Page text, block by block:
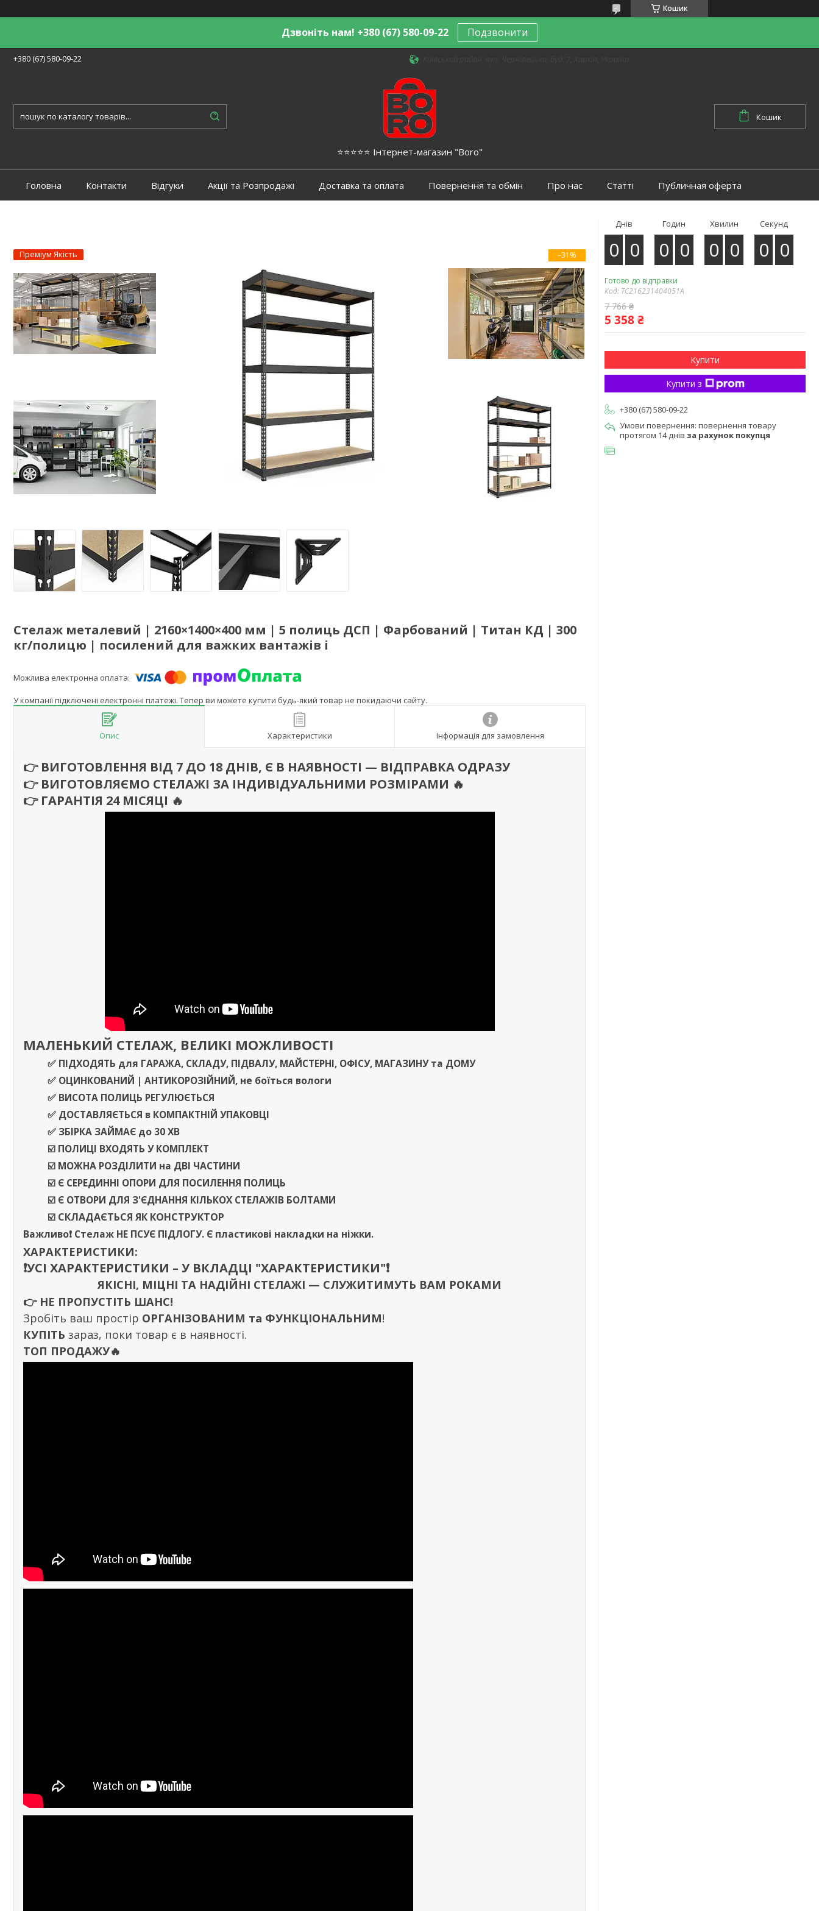
Кошик
Дзвоніть нам! +380 (67) 580-09-22 Подзвонити
+380 (67) 580-09-22
⭐️⭐️⭐️⭐️⭐️ Інтернет-магазин "Boro"
Кошик
Головна Контакти Відгуки Акції та Розпродажі Доставка та оплата Повернення та обмін Про нас Статті Публичная оферта
Преміум Якість –31%
Стелаж металевий | 2160×1400×400 мм | 5 полиць ДСП | Фарбований | Титан КД | 300
кг/полицю | посилений для важких вантажів і
У компанії підключені електронні платежі. Тепер ви можете купити будь-який товар не покидаючи сайту.
Опис Характеристики Інформація для замовлення
👉 ВИГОТОВЛЕННЯ ВІД 7 ДО 18 ДНІВ, Є В НАЯВНОСТІ — ВІДПРАВКА ОДРАЗУ
👉 ВИГОТОВЛЯЄМО СТЕЛАЖІ ЗА ІНДИВІДУАЛЬНИМИ РОЗМІРАМИ 🔥
👉 ГАРАНТІЯ 24 МІСЯЦІ 🔥
МАЛЕНЬКИЙ СТЕЛАЖ, ВЕЛИКІ МОЖЛИВОСТІ
✅ ПІДХОДЯТЬ для ГАРАЖА, СКЛАДУ, ПІДВАЛУ, МАЙСТЕРНІ, ОФІСУ, МАГАЗИНУта ДОМУ
✅ ОЦИНКОВАНИЙ | АНТИКОРОЗІЙНИЙ, не боїться вологи
✅ ВИСОТА ПОЛИЦЬ РЕГУЛЮЄТЬСЯ
✅ ДОСТАВЛЯЄТЬСЯ в КОМПАКТНІЙ УПАКОВЦІ
✅ ЗБІРКА ЗАЙМАЄ до 30 ХВ
☑️ ПОЛИЦІ ВХОДЯТЬ У КОМПЛЕКТ
☑️ МОЖНА РОЗДІЛИТИ на ДВІ ЧАСТИНИ
☑️ Є СЕРЕДИННІ ОПОРИ ДЛЯ ПОСИЛЕННЯ ПОЛИЦЬ
☑️ Є ОТВОРИ ДЛЯ З'ЄДНАННЯ КІЛЬКОХ СТЕЛАЖІВ БОЛТАМИ
☑️ СКЛАДАЄТЬСЯ ЯК КОНСТРУКТОР
Важливо❗️ Стелаж НЕ ПСУЄ ПІДЛОГУ. Є пластикові накладки на ніжки.
ХАРАКТЕРИСТИКИ:
❗️УСІ ХАРАКТЕРИСТИКИ – У ВКЛАДЦІ "ХАРАКТЕРИСТИКИ"❗️
ЯКІСНІ, МІЦНІ ТА НАДІЙНІ СТЕЛАЖІ — СЛУЖИТИМУТЬ ВАМ РОКАМИ
👉 НЕ ПРОПУСТІТЬ ШАНС!
Зробіть ваш простір ОРГАНІЗОВАНИМ та ФУНКЦІОНАЛЬНИМ!
КУПІТЬ зараз, поки товар є в наявності.
ТОП ПРОДАЖУ🔥
Днів
0 0
Годин
0 0
Хвилин
0 0
Секунд
0 0
Готово до відправки
Код: TC216231404051A
7 766 ₴
5 358 ₴
Купити
Купити з
+380 (67) 580-09-22
повернення товару
протягом 14 днів за рахунок покупця